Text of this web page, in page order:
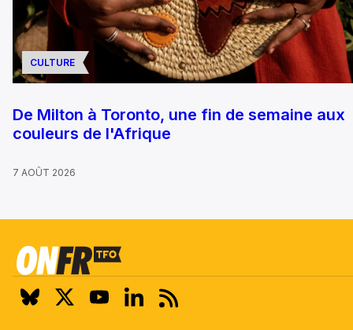
CULTURE
De Milton à Toronto, une fin de semaine aux
couleurs de l'Afrique
7 AOÛT 2026